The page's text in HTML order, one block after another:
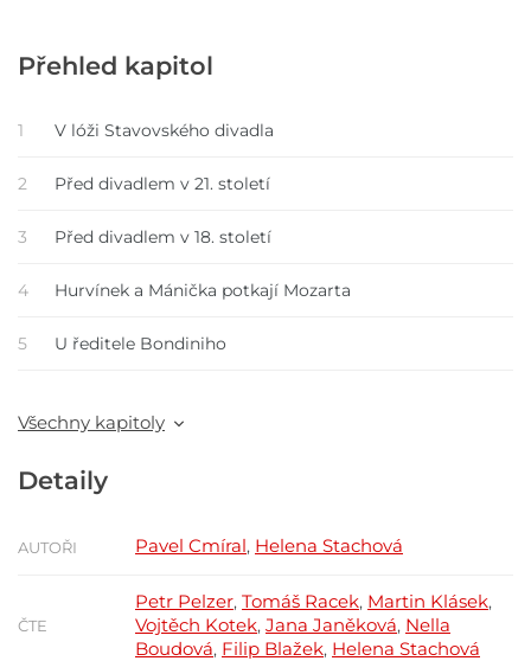
Přehled kapitol
1 V lóži Stavovského divadla
2 Před divadlem v 21. století
3 Před divadlem v 18. století
4 Hurvínek a Mánička potkají Mozarta
5 U ředitele Bondiniho
Všechny kapitoly
Detaily
AUTOŘI Pavel Cmíral, Helena Stachová
ČTE
Petr Pelzer, Tomáš Racek, Martin Klásek,
Vojtěch Kotek, Jana Janěková, Nella
Boudová, Filip Blažek, Helena Stachová